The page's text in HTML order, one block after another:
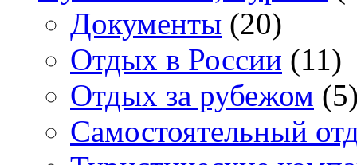
Документы (20)
Отдых в России (11)
Отдых за рубежом
Самостоятельный